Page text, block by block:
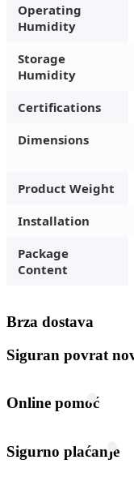
Operating
Humidity
Storage
Humidity
Certifications
Dimensions
Product Weight
Installation
Package
Content
Brza dostava
Siguran povrat
Online pomoć
Sigurno plaćanje